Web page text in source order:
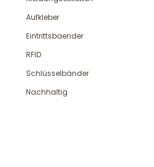
Aufkleber
Eintrittsbaender
RFID
Schlüsselbänder
Nachhaltig